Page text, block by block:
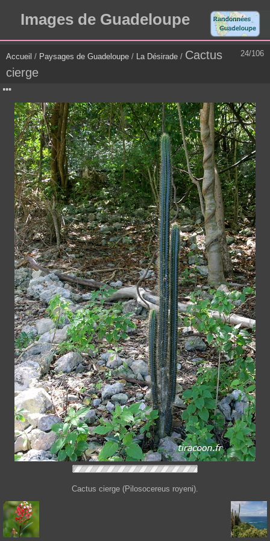
Images de Guadeloupe
24/106
Accueil / Paysages de Guadeloupe / La Désirade / Cactus
cierge
Cactus cierge (Pilosocereus royeni).